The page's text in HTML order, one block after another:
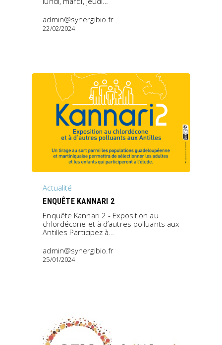
admin@synergibio.fr
22/02/2024
Actualité
ENQUÊTE KANNARI 2
Enquête Kannari 2 - Exposition au
chlordécone et à d’autres polluants aux
Antilles Participez à…
admin@synergibio.fr
25/01/2024